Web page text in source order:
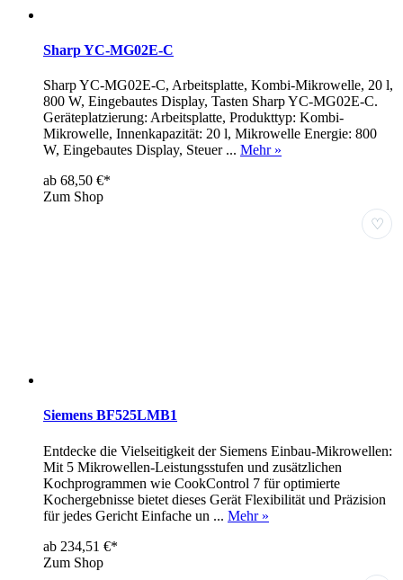
Sharp YC-MG02E-C
Sharp YC-MG02E-C, Arbeitsplatte, Kombi-Mikrowelle, 20 l,
800 W, Eingebautes Display, Tasten Sharp YC-MG02E-C.
Geräteplatzierung: Arbeitsplatte, Produkttyp: Kombi-
Mikrowelle, Innenkapazität: 20 l, Mikrowelle Energie: 800
W, Eingebautes Display, Steuer ... Mehr »
ab 68,50 €*
Zum Shop
♡
Siemens BF525LMB1
Entdecke die Vielseitigkeit der Siemens Einbau-Mikrowellen:
Mit 5 Mikrowellen-Leistungsstufen und zusätzlichen
Kochprogrammen wie CookControl 7 für optimierte
Kochergebnisse bietet dieses Gerät Flexibilität und Präzision
für jedes Gericht Einfache un ... Mehr »
ab 234,51 €*
Zum Shop